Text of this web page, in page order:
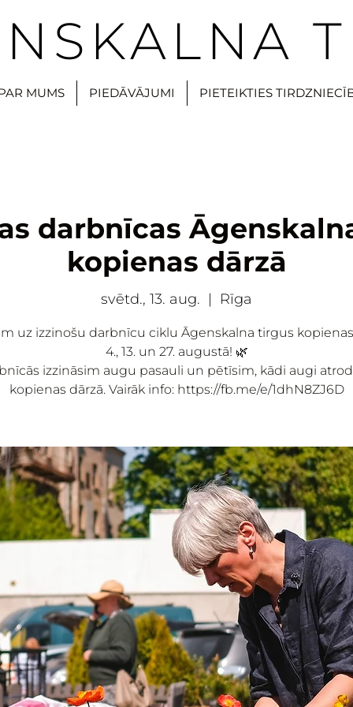
MUMS PIEDĀVĀJUMI PIETEIKTIES
darbnīcas
kopienas dārzā
svētd., 13. aug.
  |
Rīga
uz izzinošu darbnīcu ciklu Āgenskalna tirgus
4., 13. un 27. augustā! 🌿
izzināsim augu pasauli un pētīsim, kādi augi
kopienas dārzā. Vairāk info: https://fb.me/e/1dhN8ZJ6D